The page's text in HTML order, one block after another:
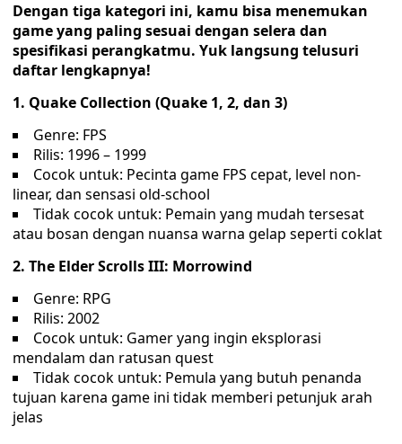
Dengan tiga kategori ini, kamu bisa menemukan
game yang paling sesuai dengan selera dan
spesifikasi perangkatmu. Yuk langsung telusuri
daftar lengkapnya!
1. Quake Collection (Quake 1, 2, dan 3)
Genre: FPS
Rilis: 1996 – 1999
Cocok untuk: Pecinta game FPS cepat, level non-
linear, dan sensasi old-school
Tidak cocok untuk: Pemain yang mudah tersesat
atau bosan dengan nuansa warna gelap seperti coklat
2. The Elder Scrolls III: Morrowind
Genre: RPG
Rilis: 2002
Cocok untuk: Gamer yang ingin eksplorasi
mendalam dan ratusan quest
Tidak cocok untuk: Pemula yang butuh penanda
tujuan karena game ini tidak memberi petunjuk arah
jelas